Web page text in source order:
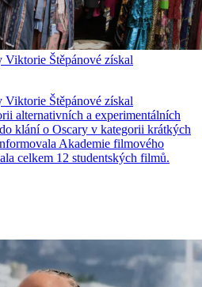
Štěpánové získal
Štěpánové získal
alternativních a experimentálních
klání o Oscary v kategorii krátkých
Akademie filmového
celkem 12 studentských filmů.